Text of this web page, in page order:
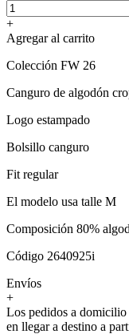
+
Agregar al carrito
Colección FW 26
Canguro de algodón
Logo estampado
Bolsillo canguro
Fit regular
El modelo usa talle M
Composición 80%
Código 2640925i
Envíos
+
Los pedidos a domicilio
en llegar a destino a